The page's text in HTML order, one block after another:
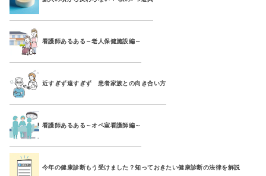
看護師あるある～老人保健施設編～
近すぎず遠すぎず 患者家族との向き合い方
看護師あるある～オペ室看護師編～
今年の健康診断もう受けました？知っておきたい健康診断の法律を解説